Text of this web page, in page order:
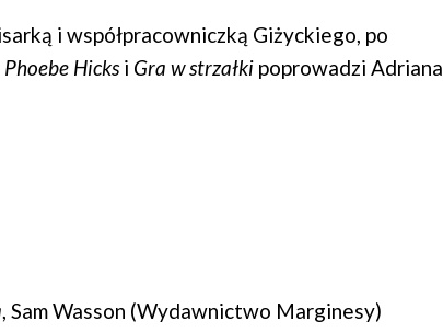
i współpracowniczką Giżyckiego, po
Hicksi Gra w strzałki poprowadzi Adriana
, Sam Wasson (Wydawnictwo Marginesy)